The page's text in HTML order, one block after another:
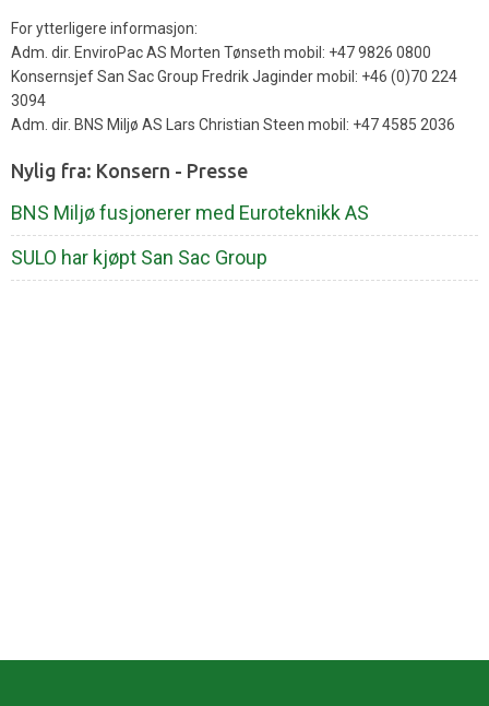
For ytterligere informasjon:
Adm. dir. EnviroPac AS Morten Tønseth mobil: +47 9826 0800
Konsernsjef San Sac Group Fredrik Jaginder mobil: +46 (0)70 224
3094
Adm. dir. BNS Miljø AS Lars Christian Steen mobil: +47 4585 2036
Nylig fra: Konsern - Presse
BNS Miljø fusjonerer med Euroteknikk AS
SULO har kjøpt San Sac Group